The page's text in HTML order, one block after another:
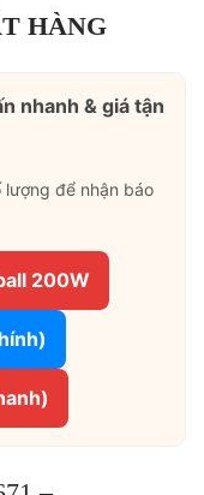
HÀNG
nhanh & giá tận
lượng để nhận báo
200W